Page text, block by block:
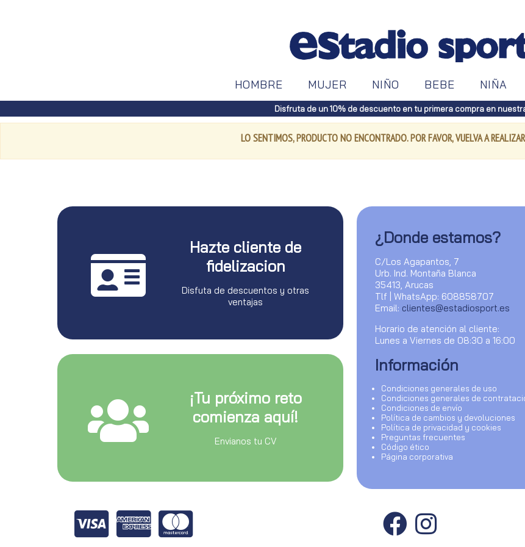
HOMBRE MUJER NIÑO BEBE NIÑA
Disfruta de un 10% de descuento en tu primera compra en
LO SENTIMOS, PRODUCTO NO ENCONTRADO. POR FAVOR, VUELVA A
Hazte cliente de
fidelizacion
Disfuta de descuentos y otras
ventajas
¡Tu próximo reto
comienza aquí!
Envianos tu CV
¿Donde estamos?
C/Los Agapantos, 7
Urb. Ind. Montaña Blanca
35413, Arucas
Tlf | WhatsApp: 608858707
Email: clientes@estadiosport.es
Horario de atención al cliente:
Lunes a Viernes de 08:30 a 16:00
Información
Condiciones generales de uso
Condiciones generales de
Condiciones de envío
Política de cambios y devoluciones
Política de privacidad y cookies
Preguntas frecuentes
Código ético
Página corporativa